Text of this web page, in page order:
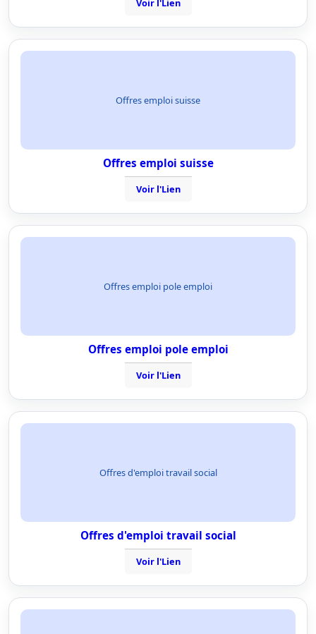
Voir l'Lien
Offres emploi suisse
Offres emploi suisse
Voir l'Lien
Offres emploi pole emploi
Offres emploi pole emploi
Voir l'Lien
Offres d'emploi travail social
Offres d'emploi travail social
Voir l'Lien